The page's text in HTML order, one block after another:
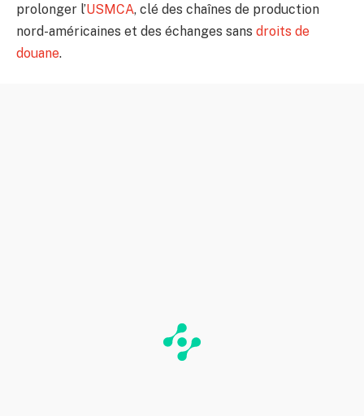
prolonger l’USMCA, clé des chaînes de production
nord-américaines et des échanges sans droits de
douane.